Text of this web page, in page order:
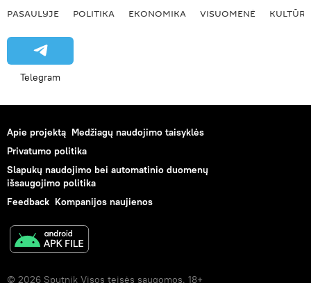
PASAULYJE POLITIKA EKONOMIKA VISUOMENĖ KULTŪRA
Telegram
Apie projektą Medžiagų naudojimo taisyklės
Privatumo politika
Slapukų naudojimo bei automatinio duomenų
išsaugojimo politika
Feedback Kompanijos naujienos
© 2026 Sputnik Visos teisės saugomos. 18+